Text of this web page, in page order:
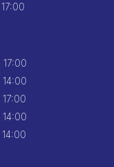
17:00
14:00
14:00